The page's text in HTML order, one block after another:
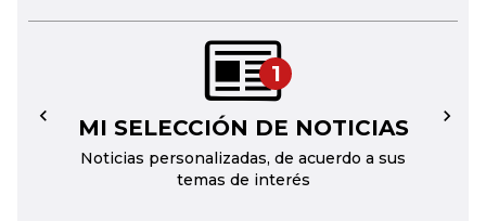
1
MI SELECCIÓN DE NOTICIAS
Noticias personalizadas, de acuerdo a sus
temas de interés
← →